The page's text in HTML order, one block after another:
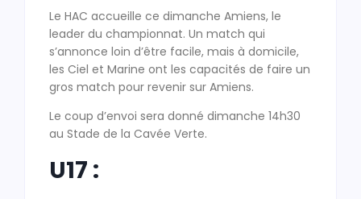
Le HAC accueille ce dimanche Amiens, le
leader du championnat. Un match qui
s’annonce loin d’être facile, mais à domicile,
les Ciel et Marine ont les capacités de faire un
gros match pour revenir sur Amiens.
Le coup d’envoi sera donné dimanche 14h30
au Stade de la Cavée Verte.
U17 :